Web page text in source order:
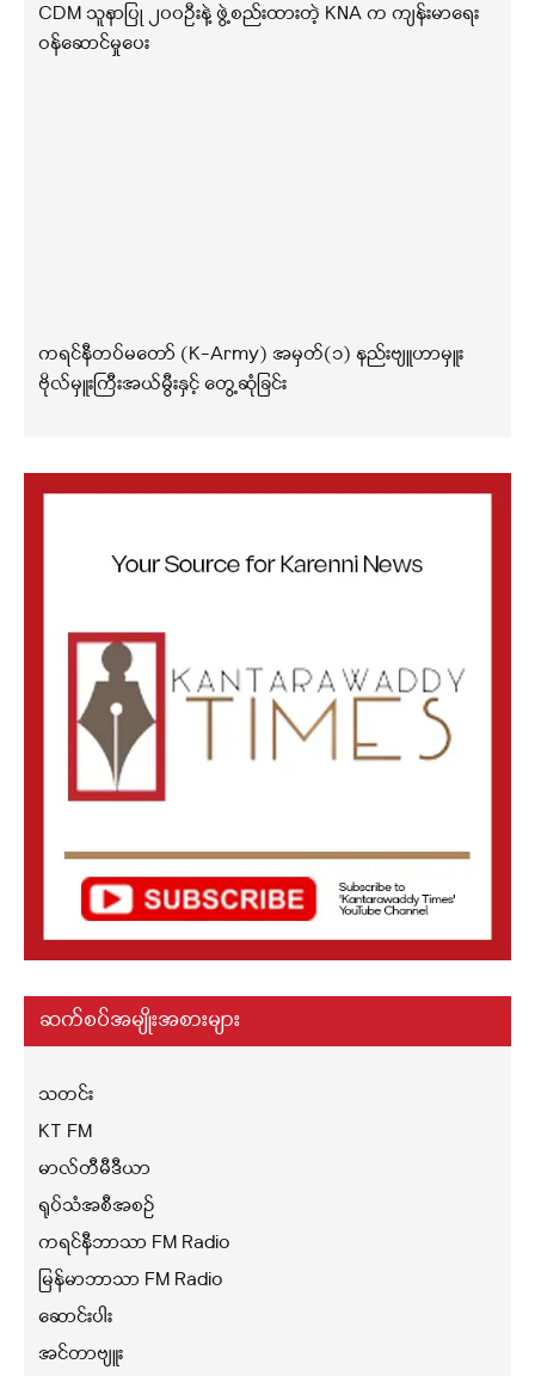
CDM သူနာပြု ၂၀၀ဦးနဲ့ ဖွဲ့စည်းထားတဲ့ KNA က ကျန်းမာရေး
ဝန်ဆောင်မှုပေး
ကရင်နီတပ်မတော် (K-Army) အမှတ်(၁) နည်းဗျူဟာမှူး
ဗိုလ်မှူးကြီးအယ်မွီးနှင့် တွေ့ဆုံခြင်း
ဆက်စပ်အမျိုးအစားများ
သတင်း
KT FM
မာလ်တီမီဒီယာ
ရုပ်သံအစီအစဉ်
ကရင်နီဘာသာ FM Radio
မြန်မာဘာသာ FM Radio
ဆောင်းပါး
အင်တာဗျူး